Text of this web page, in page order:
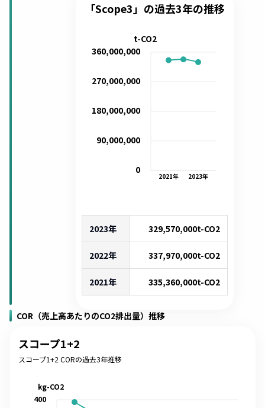
「Scope3」の過去3年の推移
2021年 2023年
0
90,000,000
180,000,000
270,000,000
360,000,000
t-CO2
2023年 329,570,000t-CO2
2022年 337,970,000t-CO2
2021年 335,360,000t-CO2
COR（売上高あたりのCO2排出量）推移
スコープ1+2
スコープ1+2 CORの過去3年推移
400
kg-CO2